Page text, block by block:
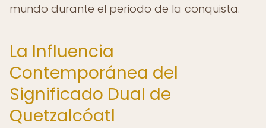
mundo durante el periodo de la conquista.
La Influencia
Contemporánea del
Significado Dual de
Quetzalcóatl